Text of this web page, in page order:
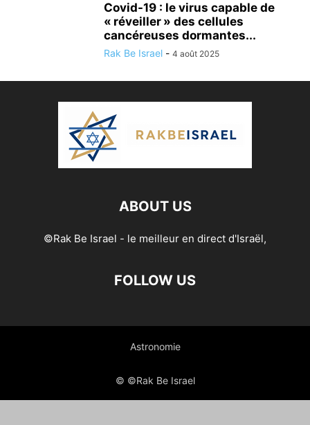
Covid-19 : le virus capable de
« réveiller » des cellules
cancéreuses dormantes...
Rak Be Israel - 4 août 2025
ABOUT US
©Rak Be Israel - le meilleur en direct d'Israël,
FOLLOW US
Astronomie
© ©Rak Be Israel